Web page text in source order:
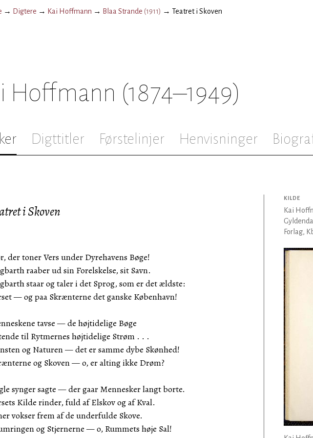
→ Digtere → Kai Hoffmann → Blaa Strande (1911) → Teatret i Skoven
Hoffmann (1874–1949)
Digttitler Førstelinjer Henvisninger
i Skoven
der toner Vers under Dyrehavens Bøge!
raaber ud sin Forelskelse, sit Savn.
staar og taler i det Sprog, som er det ældste:
— og paa Skrænterne det ganske København!
tavse — de højtidelige Bøge
til Rytmernes højtidelige Strøm . . .
og Naturen — det er samme dybe Skønhed!
og Skoven — o, er alting ikke Drøm?
synger sagte — der gaar Mennesker langt borte.
Kilde rinder, fuld af Elskov og af Kval.
vokser frem af de underfulde Skove.
og Stjernerne — o, Rummets høje Sal!
KILDE
Kai
Forlag,